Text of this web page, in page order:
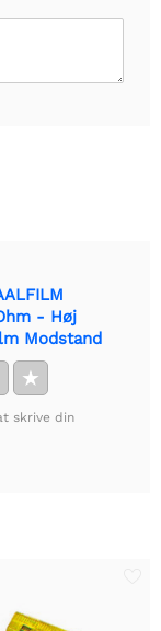
- Høj
Modstand
★
skrive din